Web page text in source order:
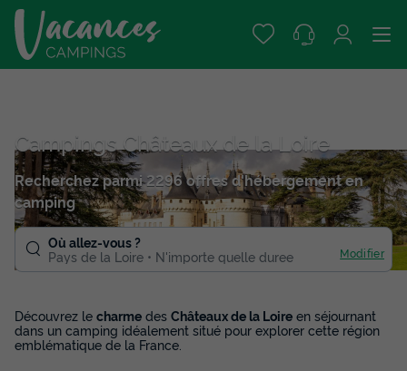
Campings Châteaux de la Loire
Recherchez parmi 2296 offres d'hébergement en
camping
Où allez-vous ?
Pays de la Loire
N'importe quelle duree Modifier
Découvrez le charme des Châteaux de la Loire en séjournant
dans un camping idéalement situé pour explorer cette région
emblématique de la France.